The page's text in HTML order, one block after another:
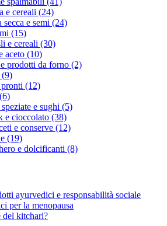
e cereali (24)
secca e semi (24)
(15)
e cereali (30)
aceto (10)
prodotti da forno (2)
(9)
(12)
speziate e sughi (5)
e cioccolato (38)
e conserve (12)
(19)
e dolcificanti (8)
ayurvedici e responsabilità sociale
per la menopausa
del kitchari?